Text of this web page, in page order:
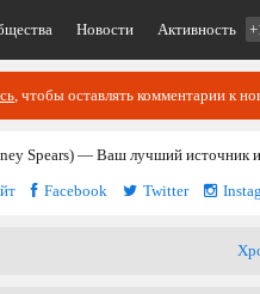
Новости Активность
, чтобы оставлять комментарии к
Spears) — Ваш лучший источник
Facebook Twitter